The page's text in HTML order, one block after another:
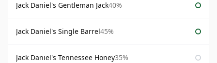
Jack Daniel's Gentleman Jack40%
Jack Daniel's Single Barrel45%
Jack Daniel's Tennessee Honey35%